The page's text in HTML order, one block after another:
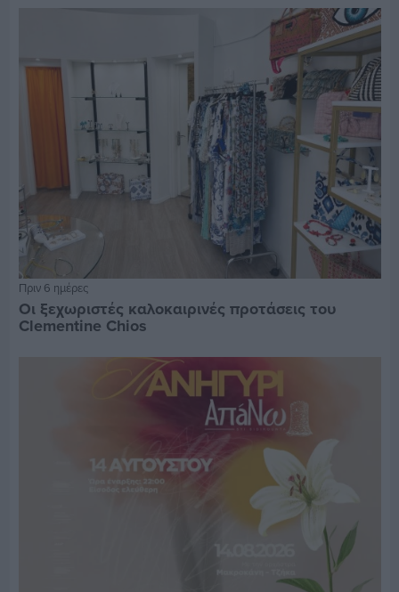
Πριν 6 ημέρες
Οι ξεχωριστές καλοκαιρινές προτάσεις του
Clementine Chios